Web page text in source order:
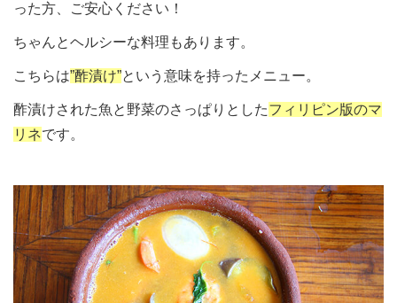
った方、ご安心ください！
ちゃんとヘルシーな料理もあります。
こちらは”酢漬け”という意味を持ったメニュー。
酢漬けされた魚と野菜のさっぱりとしたフィリピン版のマ
リネです。